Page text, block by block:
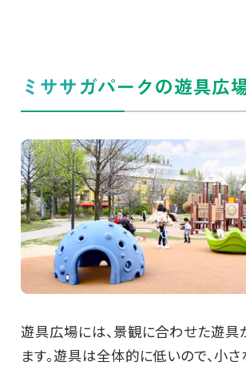
ミササガパークの遊具広
遊具広場には、景観に合わせた遊具
ます。遊具は全体的に低いので、小